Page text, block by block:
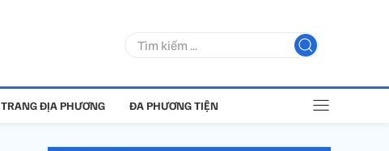
TRANG ĐỊA PHƯƠNG ĐA PHƯƠNG TIỆN